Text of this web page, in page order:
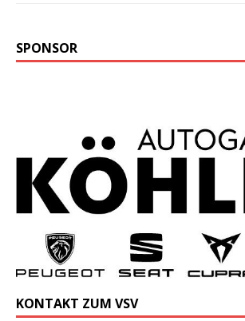
SPONSOR
KONTAKT ZUM VSV